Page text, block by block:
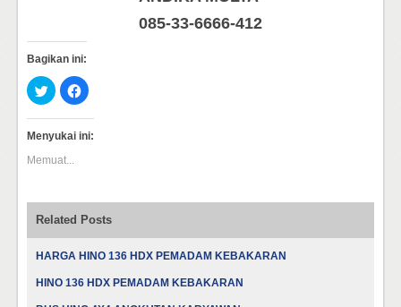
085-33-6666-412
Bagikan ini:
Klik
untuk
berbagi
pada
Twitter(Membuka
di
yang
Klik
untuk
di
Facebook(Membuka
di
Menyukai ini:
Memuat...
Related Posts
HARGA HINO 136 HDX PEMADAM KEBAKARAN
HINO 136 HDX PEMADAM KEBAKARAN